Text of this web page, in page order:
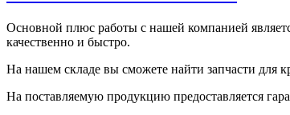
Основной плюс работы с нашей компанией
качественно и быстро.
На нашем складе вы сможете найти запчасти
На поставляемую продукцию предоставляется